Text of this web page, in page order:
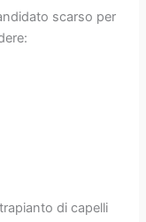
scarso per
di capelli